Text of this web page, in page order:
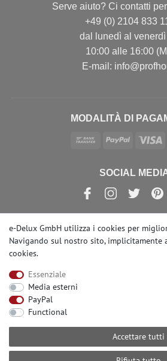
Serve aiuto? Ci contatti
+49 (0) 2104 833
dal lunedì al
10:00 alle 16:00
E-mail:
MODALITÀ DI
SOCIAL
© Copyright 2026 | e-Delux
e-Delux GmbH utilizza i cookies per
Navigando sul nostro sito, implicitamente
cookies.
Essenziale
Media esterni
PayPal
Functional
Accettare tutti